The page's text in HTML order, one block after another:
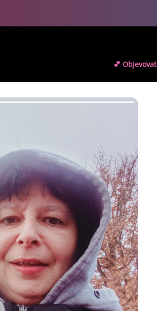
💕 Objevovat